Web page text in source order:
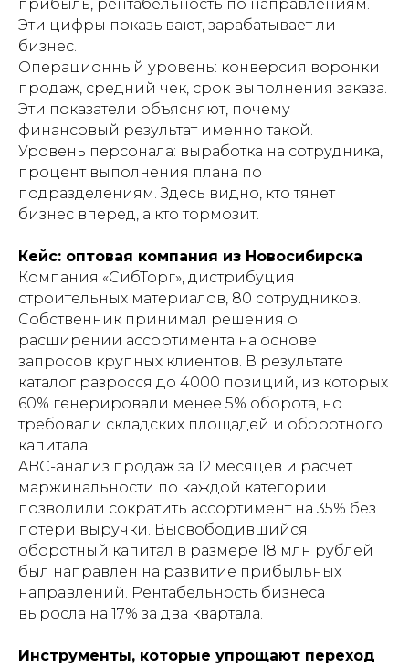
прибыль, рентабельность по направлениям.
Эти цифры показывают, зарабатывает ли
бизнес.
Операционный уровень: конверсия воронки
продаж, средний чек, срок выполнения заказа.
Эти показатели объясняют, почему
финансовый результат именно такой.
Уровень персонала: выработка на сотрудника,
процент выполнения плана по
подразделениям. Здесь видно, кто тянет
бизнес вперед, а кто тормозит.
Кейс: оптовая компания из Новосибирска
Компания «СибТорг», дистрибуция
строительных материалов, 80 сотрудников.
Собственник принимал решения о
расширении ассортимента на основе
запросов крупных клиентов. В результате
каталог разросся до 4000 позиций, из которых
60% генерировали менее 5% оборота, но
требовали складских площадей и оборотного
капитала.
ABC-анализ продаж за 12 месяцев и расчет
маржинальности по каждой категории
позволили сократить ассортимент на 35% без
потери выручки. Высвободившийся
оборотный капитал в размере 18 млн рублей
был направлен на развитие прибыльных
направлений. Рентабельность бизнеса
выросла на 17% за два квартала.
Инструменты, которые упрощают переход